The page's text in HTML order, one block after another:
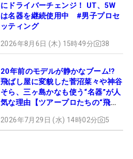
にドライバーチェンジ！ UT、5W
は名器を継続使用中 #男子プロセ
ッティング
2026年8月6日 (木) 15時49分 38
20年前のモデルが静かなブーム!?
飛ばし屋に変貌した菅沼菜々や神谷
そら、三ヶ島かなも使う“名器”が人
気な理由【ツアープロたちの“飛ば
2026年7月29日 (水) 14時02分 5